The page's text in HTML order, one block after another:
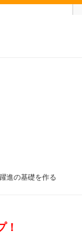
進の基礎を作る
！